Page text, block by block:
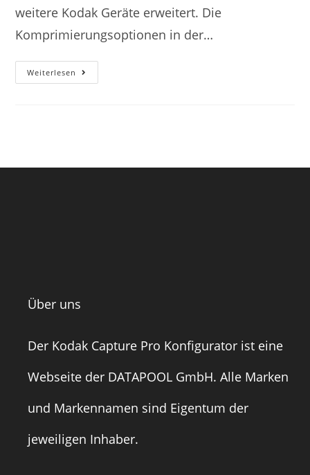
weitere Kodak Geräte erweitert. Die
Komprimierungsoptionen in der…
Weiterlesen
Über uns
Der Kodak Capture Pro Konfigurator ist eine
Webseite der DATAPOOL GmbH. Alle Marken
und Markennamen sind Eigentum der
jeweiligen Inhaber.